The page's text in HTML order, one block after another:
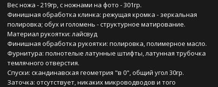
Вес ножа - 219гр, с ножнами на фото - 301гр.
Финишная обработка клинка: режущая кромка - зеркальная
полировка; обух и голомень - структурное матирование.
Материал рукоятки: лайсвуд
Финишная обработка рукоятки: полировка, полимерное масло.
Фурнитура: полнотелые латунные штифты, латунная трубочка
темлячного отверстия.
Спуски: скандинавская геометрия "в 0", общий угол 30гр.
Заточка: отсутствует, никаких микроводводов и того